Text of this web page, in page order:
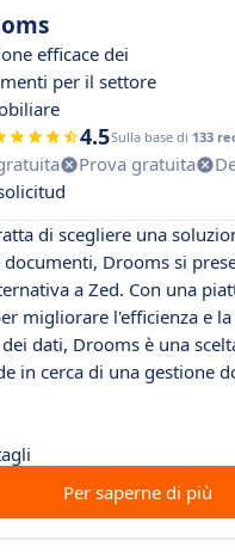
efficace dei
per il settore
4.5Sulla base di 133
Prova gratuita
di scegliere una
Drooms si
a Zed. Con una
migliorare l'efficienza e la
dati, Drooms è una
in cerca di una gestione
Per saperne di più